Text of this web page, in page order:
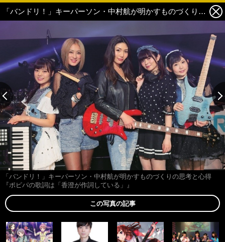
「バンドリ！」キーパーソン・中村航が明かすものづくりの思考と心得『ポピパの歌詞は「香澄が作詞している」』 7枚目の写真・画像
「バンドリ！」キーパーソン・中村航が明かすものづくりの思考と心得
『ポピパの歌詞は「香澄が作詞している」』
この写真の記事